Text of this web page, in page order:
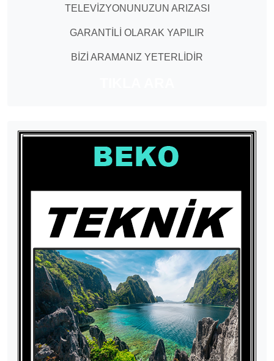
TELEVİZYONUNUZUN ARIZASI
GARANTİLİ OLARAK YAPILIR
BİZİ ARAMANIZ YETERLİDİR